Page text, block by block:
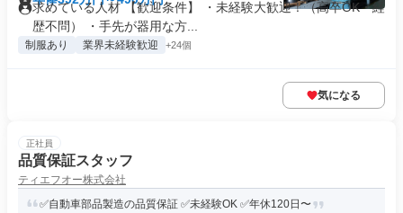
求めている人材 【歓迎条件】 ・未経験大歓迎！（高卒OK・経
歴不問） ・手先が器用な方...
制服あり 業界未経験歓迎 +24個
気になる
正社員
品質保証スタッフ
ティエフオー株式会社
✅自動車部品製造の品質保証 ✅未経験OK ✅年休120日〜